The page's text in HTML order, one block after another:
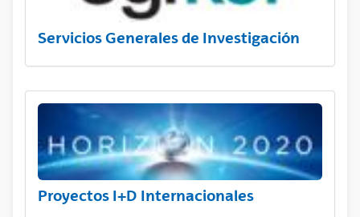
Servicios Generales de Investigación
Proyectos I+D Internacionales